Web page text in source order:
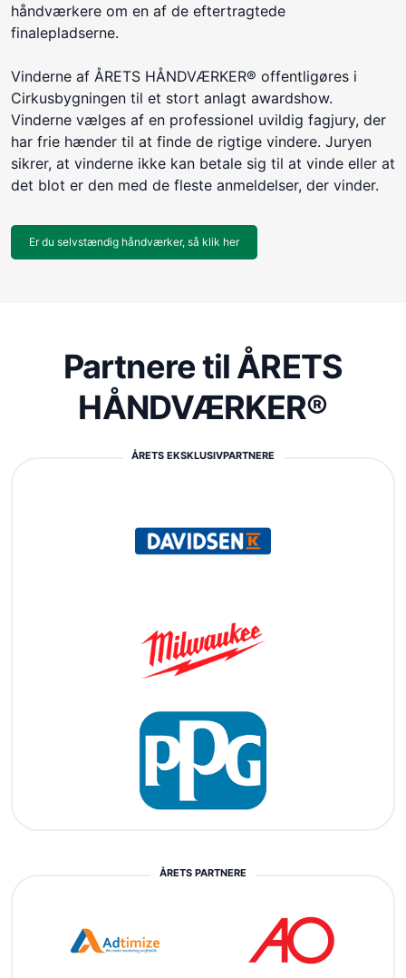
håndværkere om en af de eftertragtede
finalepladserne.
Vinderne af ÅRETS HÅNDVÆRKER® offentligøres i
Cirkusbygningen til et stort anlagt awardshow.
Vinderne vælges af en professionel uvildig fagjury, der
har frie hænder til at finde de rigtige vindere. Juryen
sikrer, at vinderne ikke kan betale sig til at vinde eller at
det blot er den med de fleste anmeldelser, der vinder.
Er du selvstændig håndværker, så klik her
Partnere til ÅRETS
HÅNDVÆRKER®
ÅRETS EKSKLUSIVPARTNERE
ÅRETS PARTNERE